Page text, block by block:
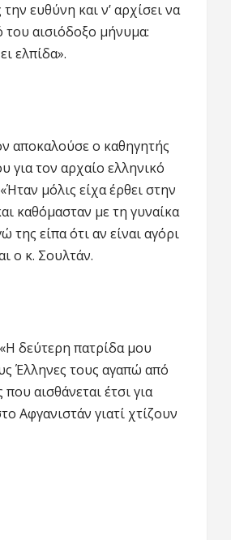
ευθύνη και ν’ αρχίσει να
του αισιόδοξο μήνυμα:
ελπίδα».
αποκαλούσε ο καθηγητής
για τον αρχαίο ελληνικό
μόλις είχα έρθει στην
καθόμασταν με τη γυναίκα
είπα ότι αν είναι αγόρι
ο κ. Σουλτάν.
δεύτερη πατρίδα μου
Έλληνες τους αγαπώ από
αισθάνεται έτσι για
Αφγανιστάν γιατί χτίζουν